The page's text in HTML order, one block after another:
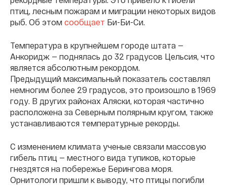
птиц, лесным пожарам и миграции некоторых видов
рыб. Об этом сообщает Би-Би-Си.
Температура в крупнейшем городе штата —
Анкоридж — поднялась до 32 градусов Цельсия, что
является абсолютным рекордом.
Предыдущий максимальный показатель составлял
немногим более 29 градусов, это произошло в 1969
году. В других районах Аляски, которая частично
расположена за Северным полярным кругом, также
устанавливаются температурные рекорды.
С изменением климата ученые связали массовую
гибель птиц — местного вида тупиков, которые
гнездятся на побережье Берингова моря.
Орнитологи пришли к выводу, что птицы погибли